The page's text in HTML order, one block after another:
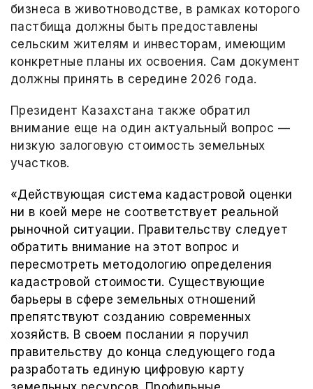
бизнеса в животноводстве, в рамках которого
пастбища должны быть предоставлены
сельским жителям и инвесторам, имеющим
конкретные планы их освоения. Сам документ
должны принять в середине 2026 года.
Президент Казахстана также обратил
внимание еще на один актуальный вопрос —
низкую залоговую стоимость земельных
участков.
«Действующая система кадастровой оценки
ни в коей мере не соответствует реальной
рыночной ситуации. Правительству следует
обратить внимание на этот вопрос и
пересмотреть методологию определения
кадастровой стоимости. Существующие
барьеры в сфере земельных отношений
препятствуют созданию современных
хозяйств. В своем послании я поручил
правительству до конца следующего года
разработать единую цифровую карту